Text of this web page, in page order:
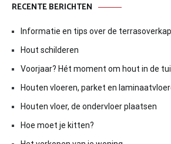
RECENTE BERICHTEN
Informatie en tips over de
Hout schilderen
Voorjaar? Hét moment om hout in de
Houten vloeren, parket en
Houten vloer, de ondervloer plaatsen
Hoe moet je kitten?